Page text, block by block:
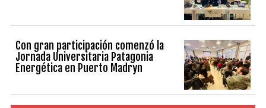
Con gran participación comenzó la
Jornada Universitaria Patagonia
Energética en Puerto Madryn